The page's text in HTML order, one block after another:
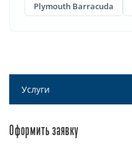
Plymouth Barracuda
Услуги
Оформить заявку